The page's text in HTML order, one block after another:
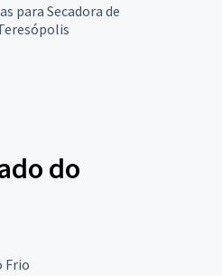
para Secadora de
do
Frio